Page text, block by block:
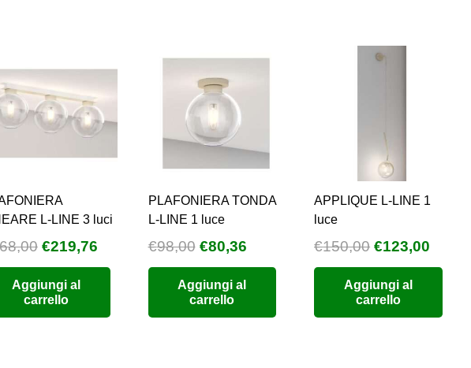
L-LINE 3 luci
Il
prezzo
originale
era:
€219,76Il
prezzo
Aggiungi al
carrello
PLAFONIERA TONDA
L-LINE 1 luce
€98,00 Il
prezzo
originale
era:
€80,36Il
prezzo
attuale
Aggiungi al
carrello
APPLIQUE L-LINE 1
luce
€150,00 Il
prezzo
originale
era:
€123,00
prezzo
Aggiungi al
carrello